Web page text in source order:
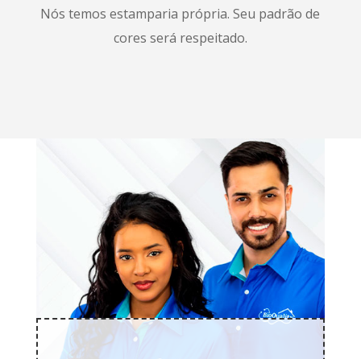
Nós temos estamparia própria. Seu padrão de
cores será respeitado.